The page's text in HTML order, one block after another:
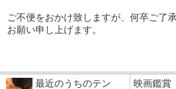
ご不便をおかけ致しますが、何卒ご了
お願い申し上げます。
最近のうちのテン
映画鑑賞